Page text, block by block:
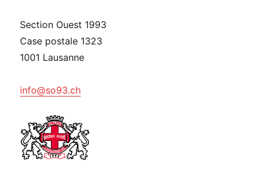
Section Ouest 1993
Case postale 1323
1001 Lausanne
info@so93.ch